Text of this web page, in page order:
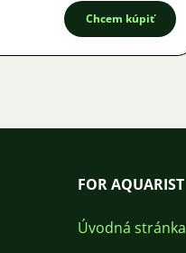
Chcem kúpiť
FOR AQUARIST
Úvodná stránka